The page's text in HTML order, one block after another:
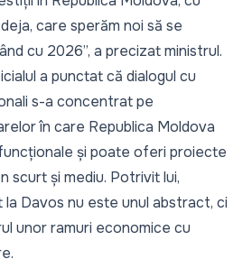
care sperăm noi să se
cu 2026”, a precizat ministrul.
a punctat că dialogul cu
s-a concentrat pe
în care Republica Moldova
și poate oferi proiecte
scurt și mediu. Potrivit lui,
Davos nu este unul abstract, ci
unor ramuri economice cu